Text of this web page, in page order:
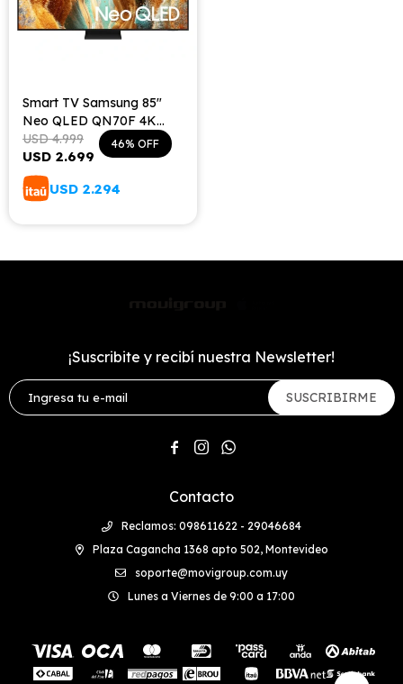
Smart TV Samsung 85"
Neo QLED QN70F 4K
Vision AI (2025)
USD 2.699
USD 4.999 46
USD 2.294
Contacto
Reclamos: 098611622 - 29046684
Plaza Cagancha 1368 apto 502, Montevideo
soporte@movigroup.com.uy
Lunes a Viernes de 9:00 a 17:00
¡Suscribite y recibí nuestra Newsletter!
SUSCRIBIRME
  